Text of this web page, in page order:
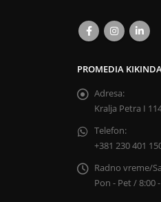
PROMEDIA
Adresa:
Kralja Petra I
Telefon:
+381 230 401
Radno vreme/
Pon - Pet / 8:00